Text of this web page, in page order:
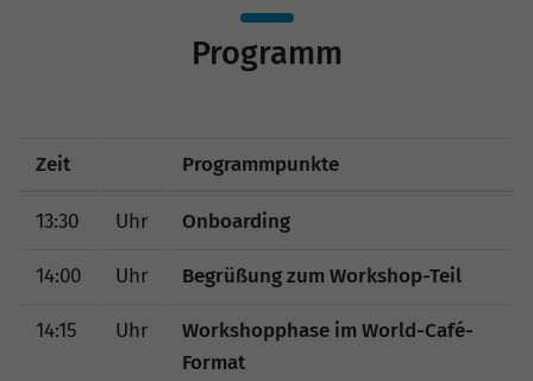
Programm
Zeit Programmpunkte
13:30 Uhr Onboarding
14:00 Uhr Begrüßung zum Workshop-Teil
14:15 Uhr
Workshopphase im World-Café-
Format